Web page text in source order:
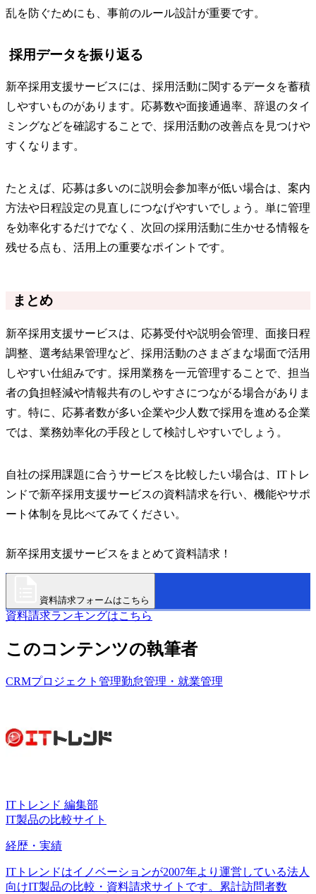
乱を防ぐためにも、事前のルール設計が重要です。
採用データを振り返る
新卒採用支援サービスには、採用活動に関するデータを蓄積
しやすいものがあります。応募数や面接通過率、辞退のタイ
ミングなどを確認することで、採用活動の改善点を見つけや
すくなります。
たとえば、応募は多いのに説明会参加率が低い場合は、案内
方法や日程設定の見直しにつなげやすいでしょう。単に管理
を効率化するだけでなく、次回の採用活動に生かせる情報を
残せる点も、活用上の重要なポイントです。
まとめ
新卒採用支援サービスは、応募受付や説明会管理、面接日程
調整、選考結果管理など、採用活動のさまざまな場面で活用
しやすい仕組みです。採用業務を一元管理することで、担当
者の負担軽減や情報共有のしやすさにつながる場合がありま
す。特に、応募者数が多い企業や少人数で採用を進める企業
では、業務効率化の手段として検討しやすいでしょう。
自社の採用課題に合うサービスを比較したい場合は、ITトレ
ンドで新卒採用支援サービスの資料請求を行い、機能やサポ
ート体制を見比べてみてください。
新卒採用支援サービスをまとめて資料請求！
資料請求フォームはこちら
資料請求ランキングはこちら
このコンテンツの執筆者
CRMプロジェクト管理勤怠管理・就業管理
ITトレンド 編集部
IT製品の比較サイト
経歴・実績
ITトレンドはイノベーションが2007年より運営している法人
向けIT製品の比較・資料請求サイトです。累計訪問者数